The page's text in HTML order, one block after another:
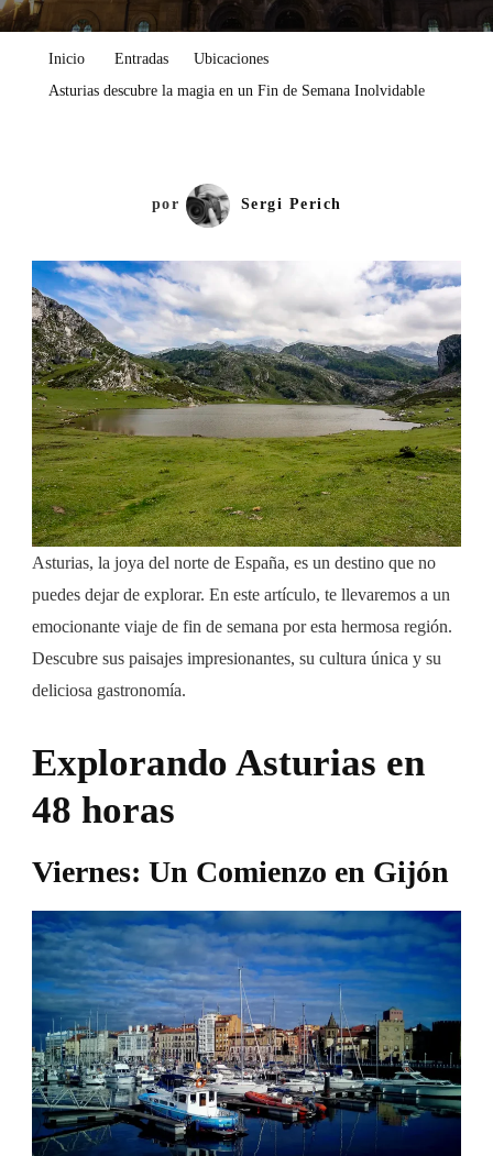
Inolvidable
Inicio Entradas
Ubicaciones
Asturias descubre la magia en un Fin de Semana Inolvidable
por Sergi Perich
Asturias, la joya del norte de España, es un destino que no
puedes dejar de explorar. En este artículo, te llevaremos a un
emocionante viaje de fin de semana por esta hermosa región.
Descubre sus paisajes impresionantes, su cultura única y su
deliciosa gastronomía.
Explorando Asturias en
48 horas
Viernes: Un Comienzo en Gijón